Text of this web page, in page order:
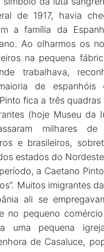
de 1917, havia
a família da
Ao olharmos os
na pequena
trabalhava,
de espanhóis
fica a três
(hoje Museu da
milhares de
e brasileiros,
estados do
a Caetano
Muitos imigrantes
ali se
no pequeno
uma pequena
de Casaluce,